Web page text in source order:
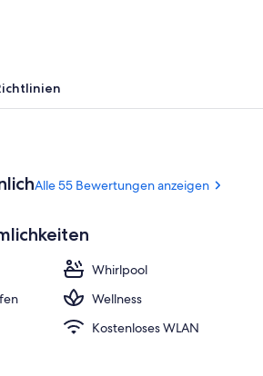
Außen-Whirlpool
Alle 55 Bewertungen anzeigen
Whirlpool
Wellness
Kostenloses WLAN